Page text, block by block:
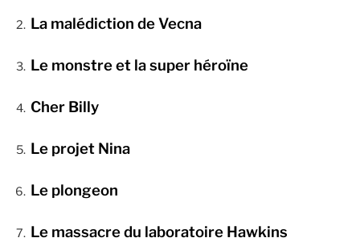
La malédiction de Vecna
Le monstre et la super héroïne
Cher Billy
Le projet Nina
Le plongeon
Le massacre du laboratoire Hawkins